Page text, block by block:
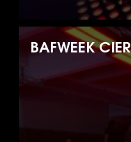
BAFWEEK